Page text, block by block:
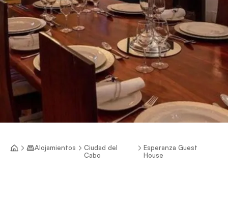
Alojamientos
Ciudad del
Cabo
Esperanza Guest
House